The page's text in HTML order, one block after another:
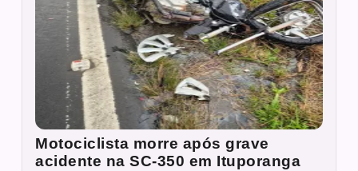
Motociclista morre após grave
acidente na SC-350 em Ituporanga